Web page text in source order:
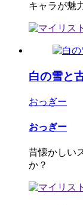
キャラが魅
白の雪と
おっぎー
おっぎー
昔懐かしい
か？